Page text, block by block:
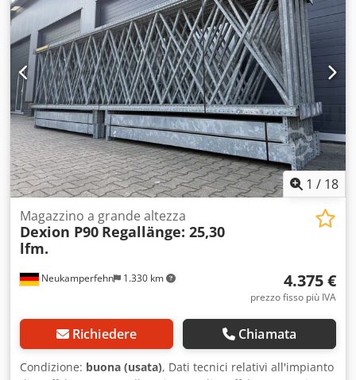
protezione dei longheroni Per evitare che si sollevino
accidentalmente
1 / 18
Neukamperfehn 1.330 km
Magazzino a grande altezza
Dexion P90 Regallänge: 25,30
lfm.
4.375 €
prezzo fisso più IVA
Richiedere Chiamata
Condizione: buona (usata), Dati tecnici relativi all'impianto